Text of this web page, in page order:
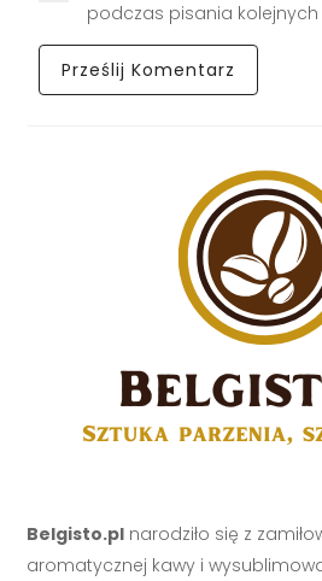
podczas pisania
Belgisto.pl narodziło się z
aromatycznej kawy i